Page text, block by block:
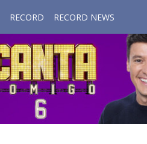
RECORD RECORD NEWS